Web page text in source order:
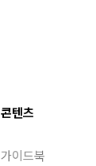
콘텐츠
가이드북